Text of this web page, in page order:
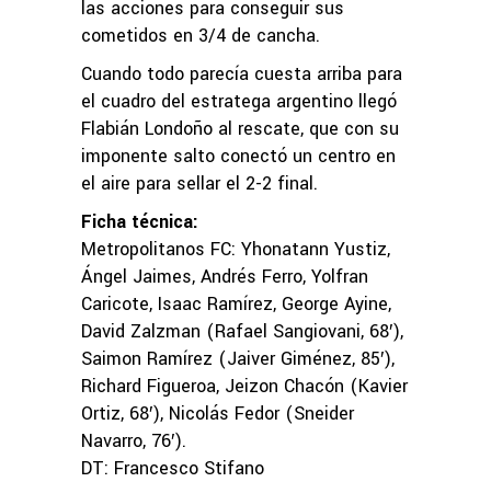
las acciones para conseguir sus
cometidos en 3/4 de cancha.
Cuando todo parecía cuesta arriba para
el cuadro del estratega argentino llegó
Flabián Londoño al rescate, que con su
imponente salto conectó un centro en
el aire para sellar el 2-2 final.
Ficha técnica:
Metropolitanos FC: Yhonatann Yustiz,
Ángel Jaimes, Andrés Ferro, Yolfran
Caricote, Isaac Ramírez, George Ayine,
David Zalzman (Rafael Sangiovani, 68′),
Saimon Ramírez (Jaiver Giménez, 85′),
Richard Figueroa, Jeizon Chacón (Kavier
Ortiz, 68′), Nicolás Fedor (Sneider
Navarro, 76′).
DT: Francesco Stifano